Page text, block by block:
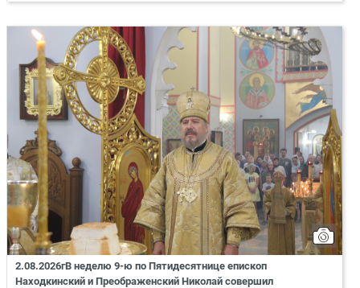
2.08.2026гВ неделю 9-ю по Пятидесятнице епископ
Находкинский и Преображенский Николай совершил